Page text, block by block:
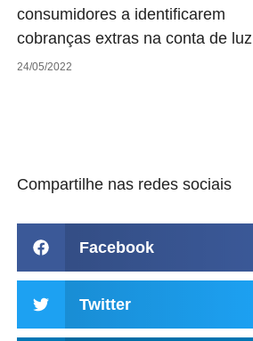
consumidores a identificarem
cobranças extras na conta de luz
24/05/2022
Compartilhe nas redes sociais
Facebook
Twitter